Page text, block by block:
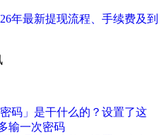
年最新提现流程、手续费及到